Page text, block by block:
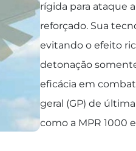
rígida para ataque
reforçado. Sua
evitando o efeito
detonação
eficácia em
geral (GP) de
como a MPR 1000